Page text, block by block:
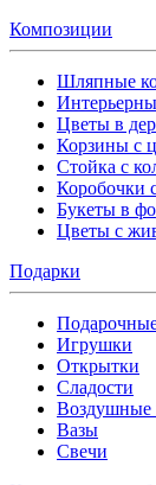
Композиции
Шляпные
Цветы в
Корзины с
Стойка с
Коробочки
Букеты в
Цветы с
Подарки
Игрушки
Открытки
Сладости
Воздушные
Вазы
Свечи